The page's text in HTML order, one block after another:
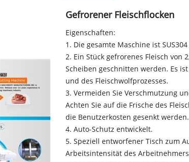
Gefrorener Fleischflocken
Eigenschaften:
1. Die gesamte Maschine ist
2. Ein Stück gefrorenes Fleisch von
Scheiben geschnitten werden. Es
und des Fleischwolfprozesses.
3. Vermeiden Sie Verschmutzung
Achten Sie auf die Frische des
die Benutzerkosten gesenkt werden.
4. Auto-Schutz entwickelt.
5. Speziell entworfener Tisch zum
Arbeitsintensität des